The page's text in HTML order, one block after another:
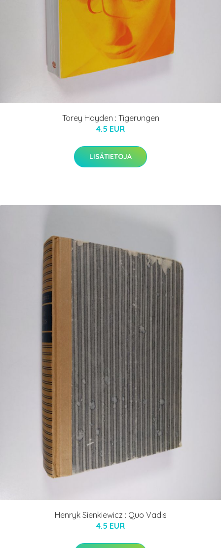
Torey Hayden : Tigerungen
4.5 EUR
LISÄTIETOJA
Henryk Sienkiewicz : Quo Vadis
4.5 EUR